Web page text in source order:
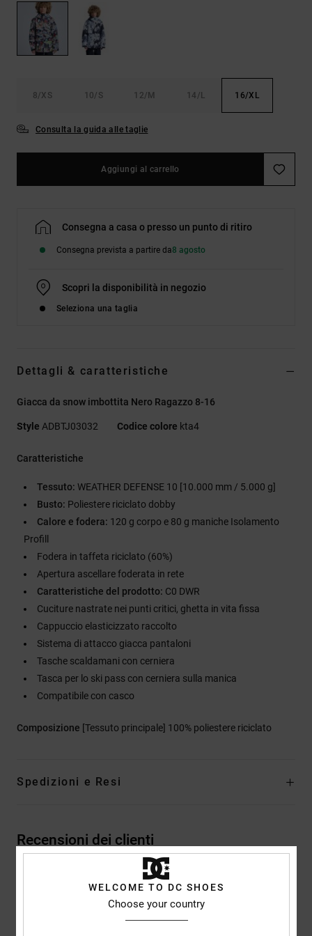
risposte
alle
domande
più
modulo di
Consulta
8/XS 10/S 12/M 14/L 16/XL
Consulta la guida alle taglie
Aggiungi al carrello
Consegna a casa o presso un punto di ritiro
Consegna prevista a partire da8 agosto
Scopri la disponibilità in negozio
Seleziona una taglia
Dettagli & caratteristiche
Giacca da snow imbottita Nero Ragazzo 8-16
Style ADBTJ03032 Codice colore kta4
Caratteristiche
Tessuto: WEATHER DEFENSE 10 [10.000 mm / 5.000 g]
Busto: Poliestere riciclato dobby
Calore e fodera: 120 g corpo e 80 g maniche Isolamento
Profill
Fodera in taffeta riciclato (60%)
Apertura ascellare foderata in rete
Caratteristiche del prodotto: C0 DWR
Cuciture nastrate nei punti critici, ghetta in vita fissa
Cappuccio elasticizzato raccolto
Sistema di attacco giacca pantaloni
Tasche scaldamani con cerniera
Tasca per lo ski pass con cerniera sulla manica
Compatibile con casco
Composizione [Tessuto principale] 100% poliestere riciclato
Spedizioni e Resi
Recensioni dei clienti
Punteggio medio
5.0
WELCOME TO DC SHOES
Choose your country